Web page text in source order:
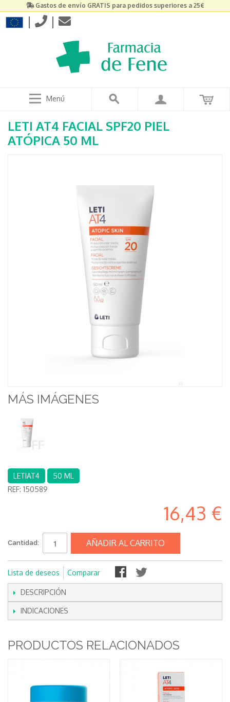
Gastos de envío GRATIS para pedidos superiores a 25€
| |
Menú
LETI AT4 FACIAL SPF20 PIEL
ATÓPICA 50 ML
MÁS IMÁGENES
LETIAT4
50 ML
REF: 150589
16,43 €
Cantidad: AÑADIR AL CARRITO
Lista de deseos Comparar
DESCRIPCIÓN
INDICACIONES
PRODUCTOS RELACIONADOS